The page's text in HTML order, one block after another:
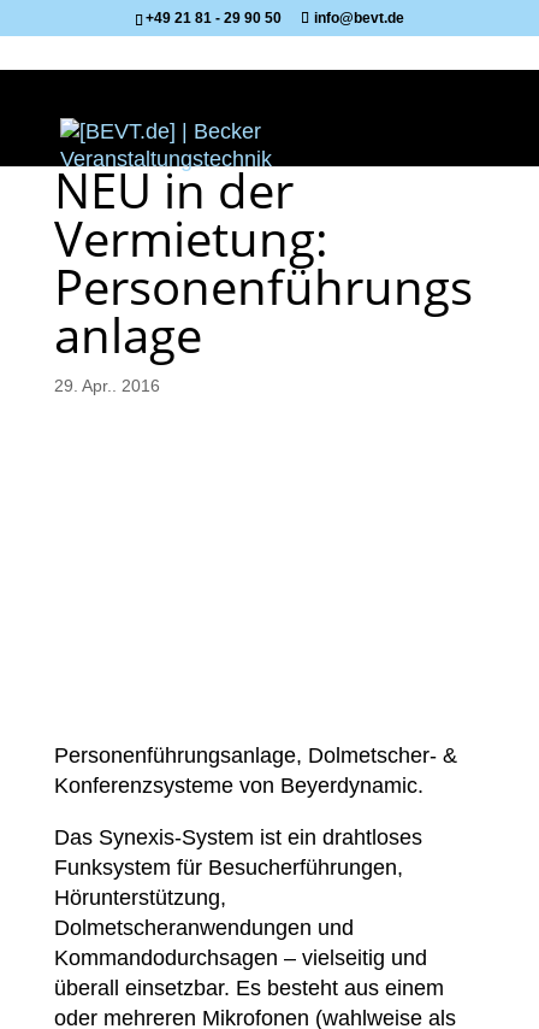
+49 21 81 - 29 90 50 info@bevt.de
NEU in der
Vermietung:
Personenführungs
anlage
29. Apr.. 2016
Personenführungsanlage, Dolmetscher- &
Konferenzsysteme von Beyerdynamic.
Das Synexis-System ist ein drahtloses
Funksystem für Besucherführungen,
Hörunterstützung,
Dolmetscheranwendungen und
Kommandodurchsagen – vielseitig und
überall einsetzbar. Es besteht aus einem
oder mehreren Mikrofonen (wahlweise als